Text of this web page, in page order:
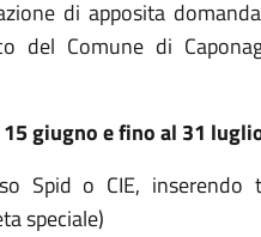
di apposita
del Comune di
giugno e fino al 31
Spid o CIE,
speciale)